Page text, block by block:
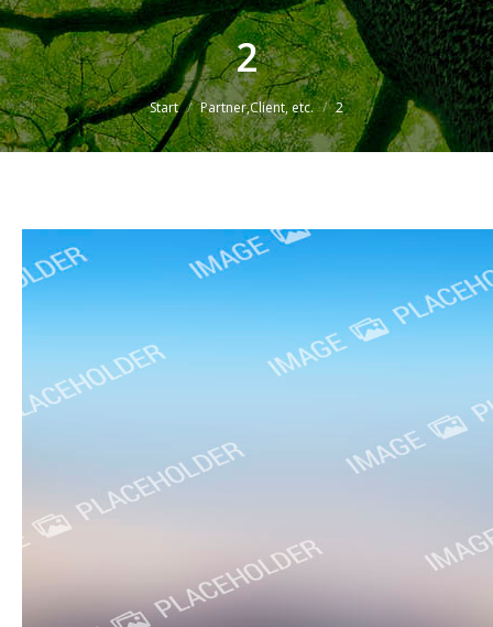
2
Sie befinden sich hier:
Start Partner,Client, etc. 2